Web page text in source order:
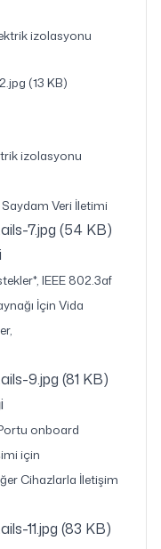
izolasyonu
izolasyonu
Veri İletimi
IEEE 802.3af
İçin Vida
onboard
için
Cihazlarla İletişim